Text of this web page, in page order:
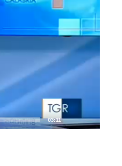
03:11